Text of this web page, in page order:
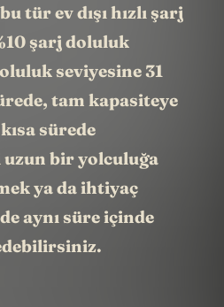
tür ev dışı hızlı şarj
şarj doluluk
seviyesine 31
tam kapasiteye
sürede
bir yolculuğa
ya da ihtiyaç
aynı süre içinde